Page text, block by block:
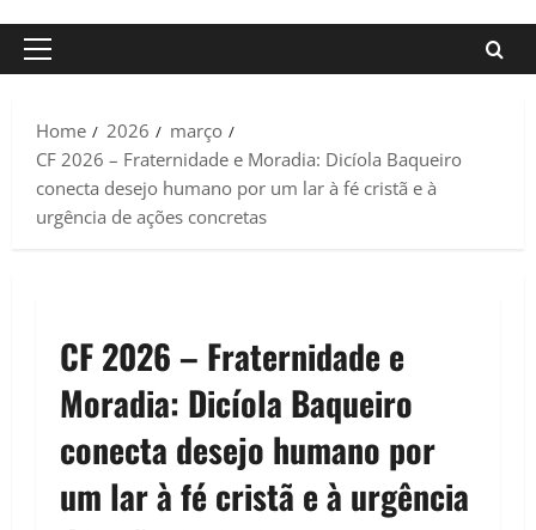
Primary
Home
2026
março
CF 2026 – Fraternidade e Moradia: Dicíola Baqueiro
conecta desejo humano por um lar à fé cristã e à
urgência de ações concretas
CF 2026 – Fraternidade e
Moradia: Dicíola Baqueiro
conecta desejo humano por
um lar à fé cristã e à urgência